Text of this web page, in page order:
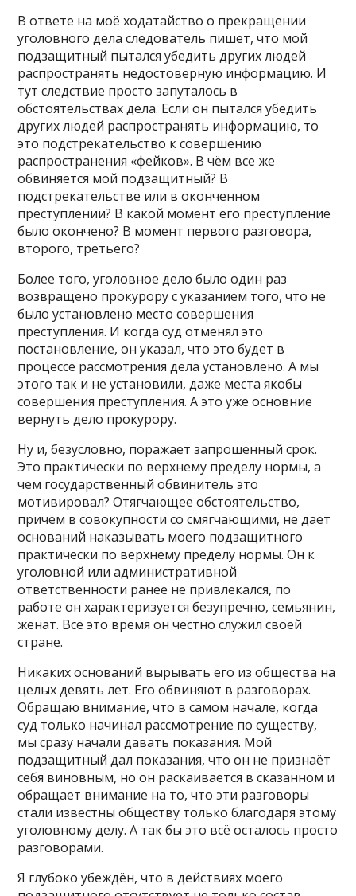
В ответе на моё ходатайство о прекращении
уголовного дела следователь пишет, что мой
подзащитный пытался убедить других людей
распространять недостоверную информацию. И
тут следствие просто запуталось в
обстоятельствах дела. Если он пытался убедить
других людей распространять информацию, то
это подстрекательство к совершению
распространения «фейков». В чём все же
обвиняется мой подзащитный? В
подстрекательстве или в оконченном
преступлении? В какой момент его преступление
было окончено? В момент первого разговора,
второго, третьего?
Более того, уголовное дело было один раз
возвращено прокурору с указанием того, что не
было установлено место совершения
преступления. И когда суд отменял это
постановление, он указал, что это будет в
процессе рассмотрения дела установлено. А мы
этого так и не установили, даже места якобы
совершения преступления. А это уже основние
вернуть дело прокурору.
Ну и, безусловно, поражает запрошенный срок.
Это практически по верхнему пределу нормы, а
чем государственный обвинитель это
мотивировал? Отягчающее обстоятельство,
причём в совокупности со смягчающими, не даёт
оснований наказывать моего подзащитного
практически по верхнему пределу нормы. Он к
уголовной или административной
ответственности ранее не привлекался, по
работе он характеризуется безупречно, семьянин,
женат. Всё это время он честно служил своей
стране.
Никаких оснований вырывать его из общества на
целых девять лет. Его обвиняют в разговорах.
Обращаю внимание, что в самом начале, когда
суд только начинал рассмотрение по существу,
мы сразу начали давать показания. Мой
подзащитный дал показания, что он не признаёт
себя виновным, но он раскаивается в сказанном и
обращает внимание на то, что эти разговоры
стали известны обществу только благодаря этому
уголовному делу. А так бы это всё осталось просто
разговорами.
Я глубоко убеждён, что в действиях моего